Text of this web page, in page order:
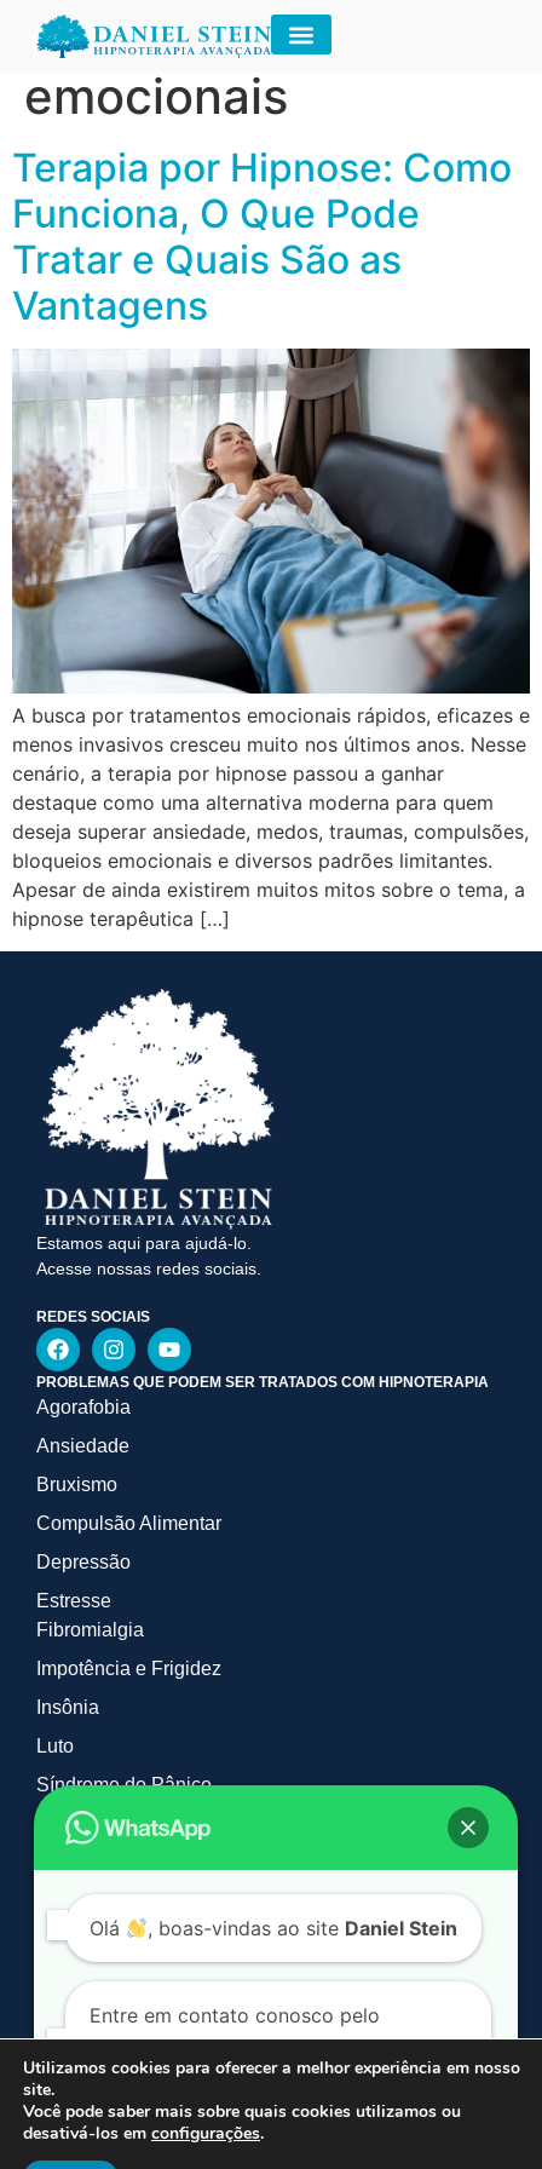
Tag:bloqueios
emocionais
Terapia por Hipnose: Como
Funciona, O Que Pode
Tratar e Quais São as
Vantagens
A busca por tratamentos emocionais rápidos, eficazes e
menos invasivos cresceu muito nos últimos anos. Nesse
cenário, a terapia por hipnose passou a ganhar
destaque como uma alternativa moderna para quem
deseja superar ansiedade, medos, traumas, compulsões,
bloqueios emocionais e diversos padrões limitantes.
Apesar de ainda existirem muitos mitos sobre o tema, a
hipnose terapêutica […]
Estamos aqui para ajudá-lo.
Acesse nossas redes sociais.
REDES SOCIAIS
PROBLEMAS QUE PODEM SER TRATADOS COM HIPNOTERAPIA
Agorafobia
Ansiedade
Bruxismo
Compulsão Alimentar
Depressão
Estresse
Fibromialgia
Impotência e Frigidez
Insônia
Luto
Síndrome do Pânico
Tabagismo e Vícios
TOC
© 2026 Daniel Stein Hipnoterapia. Todos os direitos reservados.
*Mais de 90% dos casos são resolvidos em média em 2 sessões.
Utilizamos cookies para oferecer a melhor experiência em nosso
site.
Você pode saber mais sobre quais cookies utilizamos ou
desativá-los em configurações.
Olá , boas-vindas ao site Daniel Stein
Entre em contato conosco pelo
WhatsApp. Clique no botão a seguir:
Conversar por WhatsApp